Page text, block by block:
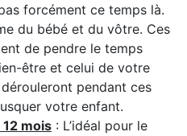
forcément ce temps là.
du bébé et du vôtre. Ces
de pendre le temps
être et celui de votre
pendant ces
votre enfant.
12 mois : L’idéal pour le